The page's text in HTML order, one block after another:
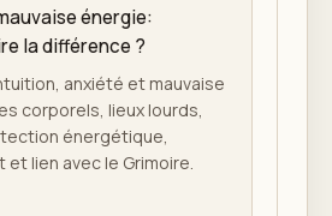
énergie:
la différence ?
anxiété et mauvaise
corporels, lieux lourds,
énergétique,
lien avec le Grimoire.